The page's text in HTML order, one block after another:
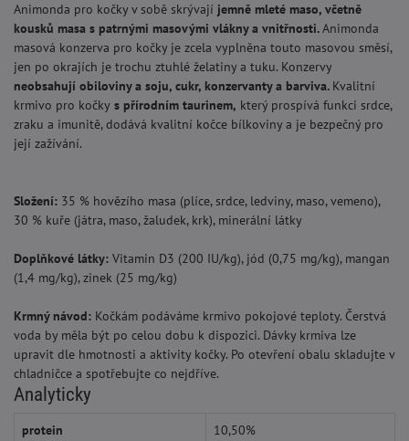
Animonda pro kočky v sobě skrývají jemně mleté maso, včetně
kousků masa s patrnými masovými vlákny a vnitřnosti.Animonda
masová konzerva pro kočky je zcela vyplněna touto masovou směsí,
jen po okrajích je trochu ztuhlé želatiny a tuku. Konzervy
neobsahují obiloviny a soju, cukr, konzervanty a barviva. Kvalitní
krmivo pro kočky s přírodním taurinem, který prospívá funkci srdce,
zraku a imunitě, dodává kvalitní kočce bílkoviny a je bezpečný pro
její zažívání.
Složení: 35 % hovězího masa (plíce, srdce, ledviny, maso, vemeno),
30 % kuře (játra, maso, žaludek, krk), minerální látky
Doplňkové látky: Vitamin D3 (200 IU/kg), jód (0,75 mg/kg), mangan
(1,4 mg/kg), zinek (25 mg/kg)
Krmný návod: Kočkám podáváme krmivo pokojové teploty. Čerstvá
voda by měla být po celou dobu k dispozici. Dávky krmiva lze
upravit dle hmotnosti a aktivity kočky. Po otevření obalu skladujte v
chladničce a spotřebujte co nejdříve.
Analyticky
protein 10,50%